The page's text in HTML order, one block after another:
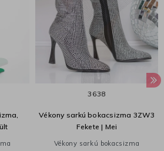
3638
Vékony sarkú bokacsizma 3ZW3
Fekete | Mei
Vékony sarkú bokacsizma